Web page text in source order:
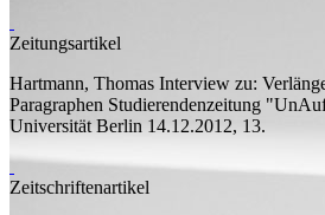
Zeitungsartikel
Hartmann, Thomas Interview zu:
Paragraphen Studierendenzeitung
Universität Berlin 14.12.2012, 13.
Zeitschriftenartikel